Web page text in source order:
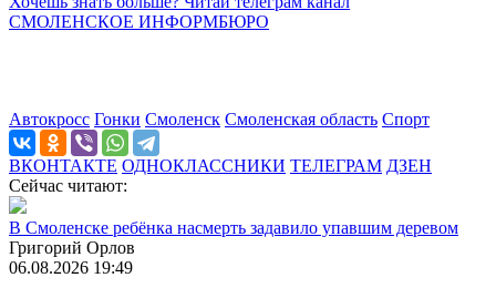
СМОЛЕНСКОЕ ИНФОРМБЮРО
Автокросс Гонки Смоленск Смоленская область Спорт
ВКОНТАКТЕ ОДНОКЛАССНИКИ ТЕЛЕГРАМ ДЗЕН
Сейчас читают:
В Смоленске ребёнка насмерть задавило упавшим деревом
Григорий Орлов
06.08.2026 19:49